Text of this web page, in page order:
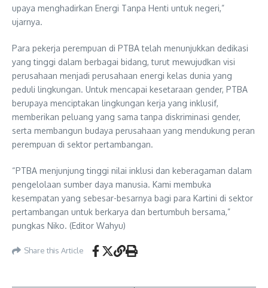
upaya menghadirkan Energi Tanpa Henti untuk negeri,”
ujarnya.
Para pekerja perempuan di PTBA telah menunjukkan dedikasi
yang tinggi dalam berbagai bidang, turut mewujudkan visi
perusahaan menjadi perusahaan energi kelas dunia yang
peduli lingkungan. Untuk mencapai kesetaraan gender, PTBA
berupaya menciptakan lingkungan kerja yang inklusif,
memberikan peluang yang sama tanpa diskriminasi gender,
serta membangun budaya perusahaan yang mendukung peran
perempuan di sektor pertambangan.
“PTBA menjunjung tinggi nilai inklusi dan keberagaman dalam
pengelolaan sumber daya manusia. Kami membuka
kesempatan yang sebesar-besarnya bagi para Kartini di sektor
pertambangan untuk berkarya dan bertumbuh bersama,”
pungkas Niko. (Editor Wahyu)
Share this Article